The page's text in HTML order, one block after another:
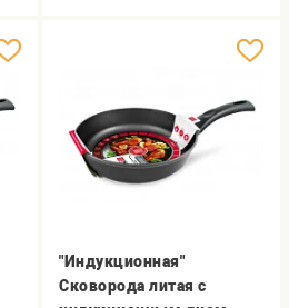
"Индукционная"
Сковорода литая с